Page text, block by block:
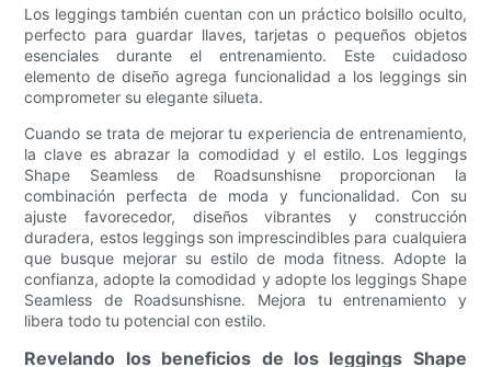
Los leggings también cuentan con un práctico bolsillo oculto,
perfecto para guardar llaves, tarjetas o pequeños objetos
esenciales durante el entrenamiento. Este cuidadoso
elemento de diseño agrega funcionalidad a los leggings sin
comprometer su elegante silueta.
Cuando se trata de mejorar tu experiencia de entrenamiento,
la clave es abrazar la comodidad y el estilo. Los leggings
Shape Seamless de Roadsunshisne proporcionan la
combinación perfecta de moda y funcionalidad. Con su
ajuste favorecedor, diseños vibrantes y construcción
duradera, estos leggings son imprescindibles para cualquiera
que busque mejorar su estilo de moda fitness. Adopte la
confianza, adopte la comodidad y adopte los leggings Shape
Seamless de Roadsunshisne. Mejora tu entrenamiento y
libera todo tu potencial con estilo.
Revelando los beneficios de los leggings Shape